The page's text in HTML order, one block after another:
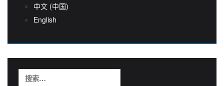
中文 (中国)
English
索：